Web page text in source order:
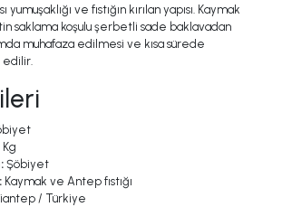
ve fıstığın kırılan yapısı. Kaymak
saklama koşulu şerbetli sade baklavadan
muhafaza edilmesi ve kısa sürede
Kg
Şöbiyet
Kaymak ve Antep fıstığı
/ Türkiye